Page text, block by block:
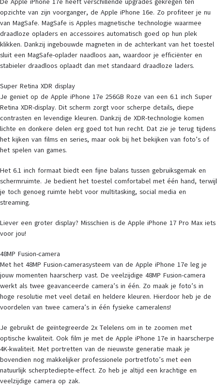
opzichte van zijn voorganger, de Apple iPhone 16e. Zo profiteer je nu
van MagSafe. MagSafe is Apples magnetische technologie waarmee
draadloze opladers en accessoires automatisch goed op hun plek
klikken. Dankzij ingebouwde magneten in de achterkant van het toestel
sluit een MagSafe-oplader naadloos aan, waardoor je efficiënter en
stabieler draadloos oplaadt dan met standaard draadloze laders.
Super Retina XDR display
Je geniet op de Apple iPhone 17e 256GB Roze van een 6.1 inch Super
Retina XDR-display. Dit scherm zorgt voor scherpe details, diepe
contrasten en levendige kleuren. Dankzij de XDR-technologie komen
lichte en donkere delen erg goed tot hun recht. Dat zie je terug tijdens
het kijken van films en series, maar ook bij het bekijken van foto’s of
het spelen van games.
Het 6.1 inch formaat biedt een fijne balans tussen gebruiksgemak en
schermruimte. Je bedient het toestel comfortabel met één hand, terwijl
je toch genoeg ruimte hebt voor multitasking, social media en
streaming.
Liever een groter display? Misschien is de Apple iPhone 17 Pro Max iets
voor jou!
48MP Fusion-camera
Met het 48MP Fusion-camerasysteem van de Apple iPhone 17e leg je
jouw momenten haarscherp vast. De veelzijdige 48MP Fusion-camera
werkt als twee geavanceerde camera’s in één. Zo maak je foto’s in
hoge resolutie met veel detail en heldere kleuren. Hierdoor heb je de
voordelen van twee camera’s in één fysieke cameralens!
Je gebruikt de geïntegreerde 2x Telelens om in te zoomen met
optische kwaliteit. Ook film je met de Apple iPhone 17e in haarscherpe
4K-kwaliteit. Met portretten van de nieuwste generatie maak je
bovendien nog makkelijker professionele portretfoto’s met een
natuurlijk scherptediepte-effect. Zo heb je altijd een krachtige en
veelzijdige camera op zak.